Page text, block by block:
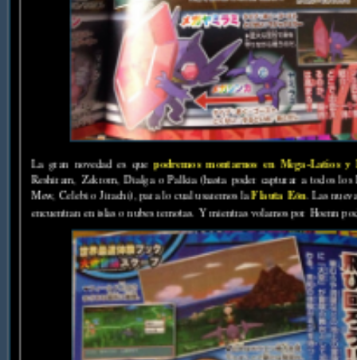
La gran novedad es quepodremos montarnos en Mega-Latios
Reshiram, Zekrom, Dialga o Palkia (hasta poder capturar a todos
Mew, Celebi o Jirachi), para lo cual usaremos laFlauta Eón. Las
encuentran en islas o nubes remotas. Y mientras volamos por Hoenn